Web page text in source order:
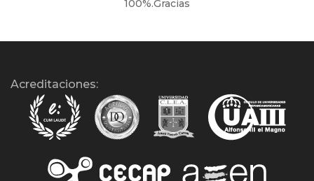
100%.Gracias
Acreditaciones: